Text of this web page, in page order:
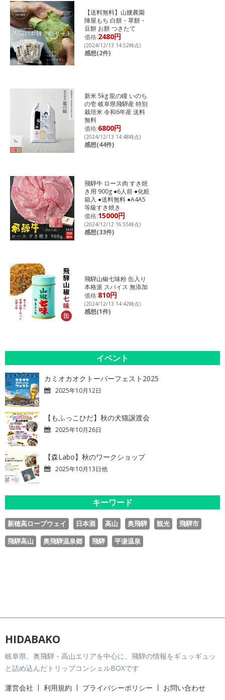
【送料無料】山腰農園
陣屋もち 白餅・草餅・
豆餅 お餅 つきたて
価格:2480円
(2024/12/13 14:52時点)
感想(2件)
新米 5kg 龍の瞳 いのち
の壱 岐阜県飛騨産 特別
栽培米 令和6年産 送料
無料
価格:6800円
(2024/12/13 14:48時点)
感想(44件)
飛騨牛 ロース肉 すき焼
き用 900g ●6人前 ●化粧
箱入 ●送料無料 ●A4A5
等級すき焼き
価格:15000円
(2024/12/12 16:55時点)
感想(33件)
飛騨山椒七味粉 缶入り
本格派 スパイス 無添加
価格:810円
(2024/12/13 14:42時点)
感想(1件)
イベント
カミオカオクトーバーフェスト2025
2025年10月12日
【もふっこひだ】秋の犬猫譲渡会
2025年10月26日
【森Labo】秋のワークショップ
2025年10月13日他
キーワード
新穂高ロープウェイ 日本酒 高山 奥飛騨 観光
飛騨市
飛騨高山
奥飛騨温泉郷 飛騨 平湯温泉
HIDABAKO
岐阜県、奥飛騨・高山エリアを中心に、飛騨の情報をギュッギュッ
と詰め込んだトリップコンシェルBOXです
運営会社 利用規約 プライバシーポリシー お問い合わせ